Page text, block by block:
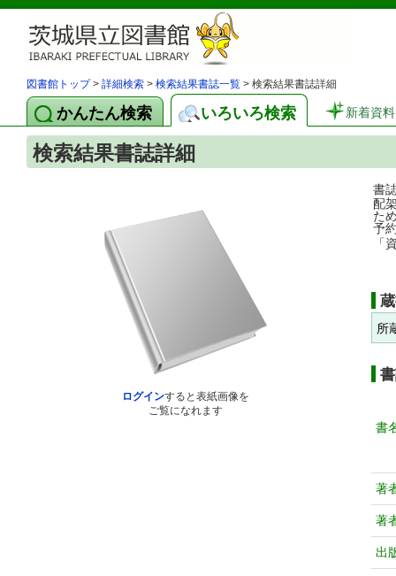
図書館トップ> 詳細検索 > 検索結果書誌一覧 > 検索結果書誌詳細
かんたん検索 いろいろ検索 新着資料
検索結果書誌詳細
ログインすると表紙画像を
ご覧になれます
書
配
た
予
「
所
書
著
著
出